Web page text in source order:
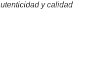
y calidad